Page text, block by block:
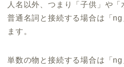
人名以外、つまり「子供」や
普通名詞と接続する場合は「
ます。
単数の物と接続する場合は「